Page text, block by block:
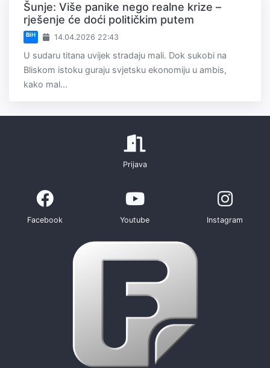
Šunje: Više panike nego realne krize –
rješenje će doći političkim putem
BiH 14.04.2026 22:43
U sudaru titana uvijek stradaju mali. Dok sukobi na
Bliskom istoku guraju svjetsku ekonomiju u ambis,
kako mal...
Prijava
Facebook Youtube Instagram